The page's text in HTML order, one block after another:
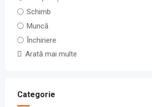
Schimb
Muncă
Închiriere
Arată mai multe
Categorie